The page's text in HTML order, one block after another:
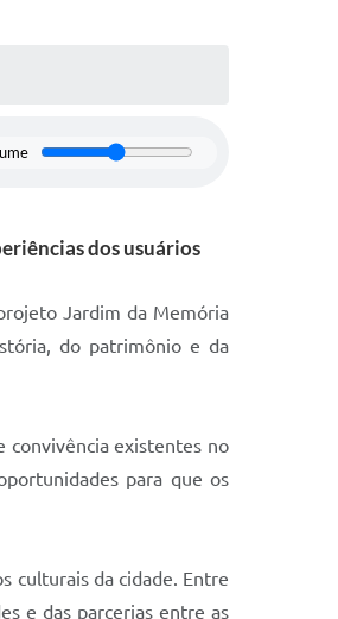
dos usuários
Jardim da Memória
do patrimônio e da
convivência existentes no
para que os
culturais da cidade. Entre
e das parcerias entre as